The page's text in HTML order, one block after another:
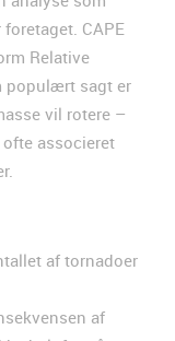
CAPE
Relative
populært sagt er
vil rotere –
associeret
af tornadoer
af